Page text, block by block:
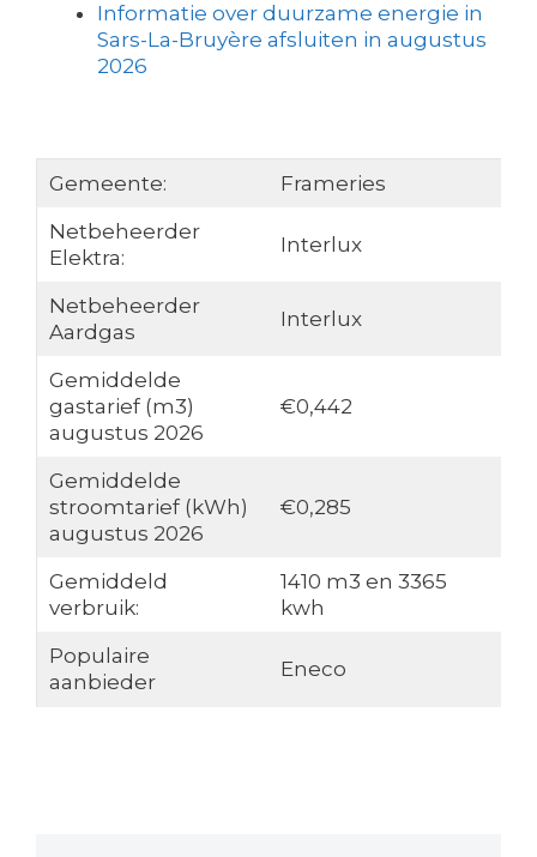
Informatie over duurzame energie in
Sars-La-Bruyère afsluiten in augustus
2026
Gemeente:
Frameries
Netbeheerder
Elektra:
Interlux
Netbeheerder
Aardgas
Interlux
Gemiddelde
gastarief (m3)
augustus 2026
€0,442
Gemiddelde
stroomtarief (kWh)
augustus 2026
€0,285
Gemiddeld
verbruik:
1410 m3 en 3365
kwh
Populaire
aanbieder
Eneco